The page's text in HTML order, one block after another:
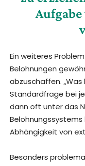
Ein weiteres
Belohnungen
abzuschaffen.
Standardfrage bei
dann oft unter das
Abhängigkeit von
Besonders